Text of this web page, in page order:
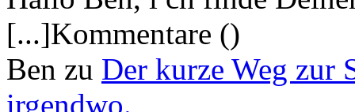
[...]Kommentare ()
Ben zu Der kurze Weg zur
irgendwo.